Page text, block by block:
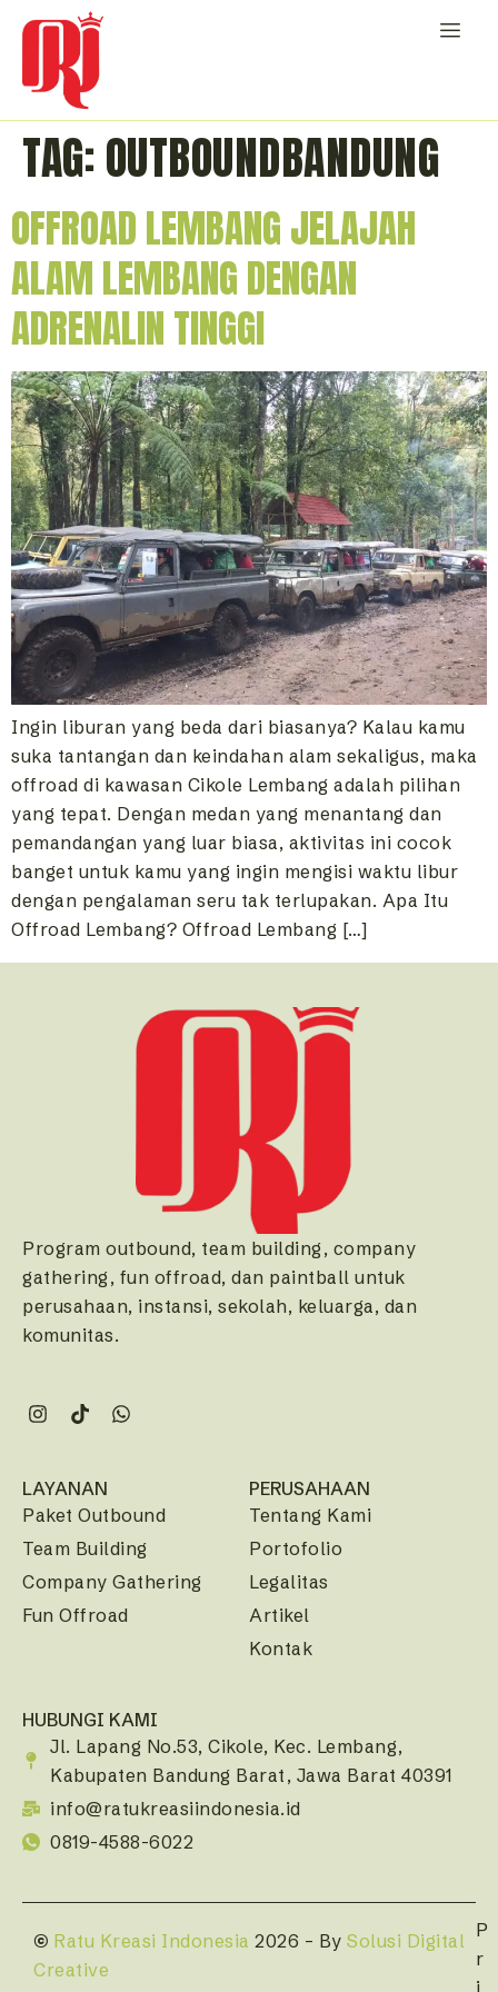
TAG:OUTBOUNDBANDUNG
OFFROAD LEMBANG JELAJAH
ALAM LEMBANG DENGAN
ADRENALIN TINGGI
Ingin liburan yang beda dari biasanya? Kalau kamu
suka tantangan dan keindahan alam sekaligus, maka
offroad di kawasan Cikole Lembang adalah pilihan
yang tepat. Dengan medan yang menantang dan
pemandangan yang luar biasa, aktivitas ini cocok
banget untuk kamu yang ingin mengisi waktu libur
dengan pengalaman seru tak terlupakan. Apa Itu
Offroad Lembang? Offroad Lembang […]
Program outbound, team building, company
gathering, fun offroad, dan paintball untuk
perusahaan, instansi, sekolah, keluarga, dan
komunitas.
LAYANAN
Paket Outbound
Team Building
Company Gathering
Fun Offroad
PERUSAHAAN
Tentang Kami
Portofolio
Legalitas
Artikel
Kontak
HUBUNGI KAMI
Jl. Lapang No.53, Cikole, Kec. Lembang,
Kabupaten Bandung Barat, Jawa Barat 40391
info@ratukreasiindonesia.id
0819-4588-6022
© Ratu Kreasi Indonesia 2026 – By Solusi Digital
Creative
P
r
i